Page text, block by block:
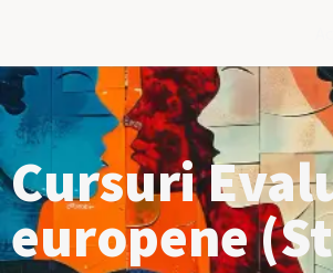
Cursuri
europene